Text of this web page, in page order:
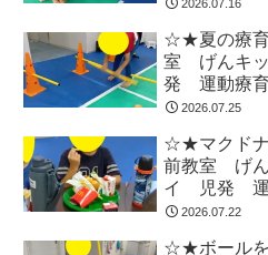
2026.07.16
☆★夏の療
室 げんキ
発 運動療
2026.07.25
☆★マクド
前教室 げ
イ 児発 運
2026.07.22
☆★ボール